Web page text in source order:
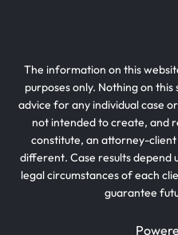
The information on this
purposes only. Nothing on
advice for any individual case
not intended to create, and
constitute, an attorney-
different. Case results depend
legal circumstances of each
guarantee